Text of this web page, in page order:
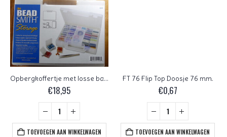
Opbergkoffertje met losse bakjes
€18,95
TOEVOEGEN AAN WINKELWAGEN
FT 76 Flip Top Doosje 76 mm.
€0,67
TOEVOEGEN AAN WINKELWAGEN